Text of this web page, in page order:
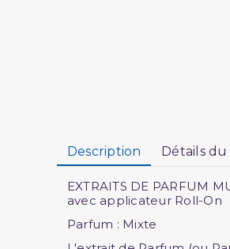
Description Détails
EXTRAITS DE PARFUM
avec applicateur Roll-On
Parfum : Mixte